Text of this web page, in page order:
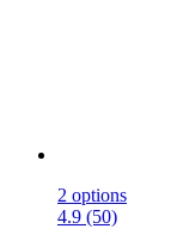
2 options
4.9 (50)